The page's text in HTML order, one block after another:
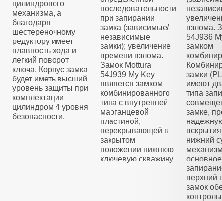
цилиндрового
механизма, а
благодаря
шестереночному
редуктору имеет
плавность хода и
легкий поворот
ключа. Корпус замка
будет иметь высший
уровень защиты при
комплектации
цилиндром 4 уровня
безопасности.
последовательности
при запирании
замка (зависимые/
независимые
замки); увеличение
времени взлома.
Замок Mottura
54J939 My Key
является замком
комбинированного
типа с внутренней
марганцевой
пластиной,
перекрывающей в
закрытом
положении нижнюю
ключевую скважину.
взлома.
54J936
замком
замки
имеют
типа
замке,
нижний
верхний
замок